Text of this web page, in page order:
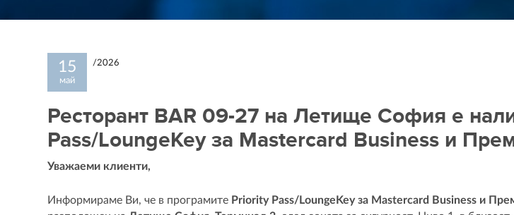
15
май
/2026
Ресторант BAR 09-27 на Летище София е
Pass/LoungeKey за Mastercard Business и
Уважаеми клиенти,
Информираме Ви, че в програмите Priority Pass/LoungeKey за Mastercard Business и